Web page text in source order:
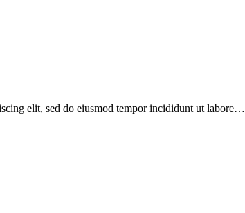
elit, sed do eiusmod tempor incididunt ut labore…